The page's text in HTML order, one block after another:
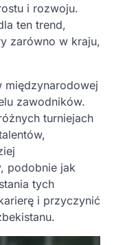
i rozwoju.
ten trend,
zarówno w kraju,
międzynarodowej
zawodników.
turniejach
podobnie jak
tych
i przyczynić